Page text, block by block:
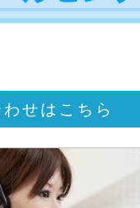
せはこちら